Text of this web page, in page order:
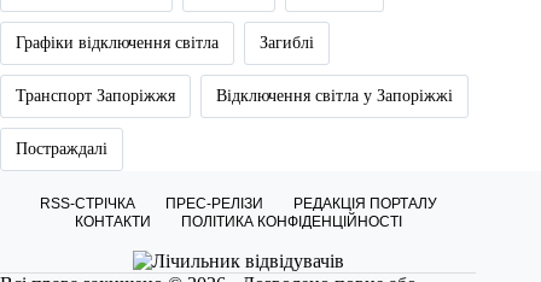
Графіки відключення світла Загиблі
Транспорт Запоріжжя Відключення світла у Запоріжжі
Постраждалі
RSS-СТРІЧКА ПРЕС-РЕЛІЗИ
РЕДАКЦІЯ ПОРТАЛУ
КОНТАКТИ
ПОЛІТИКА КОНФІДЕНЦІЙНОСТІ